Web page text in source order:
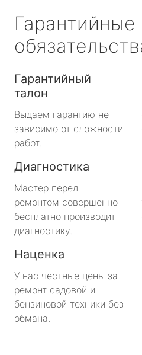
Гарантийные
Гарантийный
талон
Выдаем гарантию не
зависимо от сложности
работ.
Диагностика
Мастер перед
ремонтом совершенно
бесплатно производит
диагностику.
Наценка
У нас честные цены за
ремонт садовой и
бензиновой техники без
обмана.